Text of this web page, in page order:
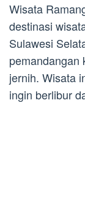
Wisata
destinasi
Sulawesi
pemandangan
jernih. Wisata
ingin berlibur